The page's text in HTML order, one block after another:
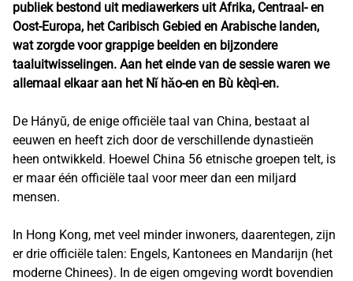
publiek bestond uit mediawerkers uit Afrika, Centraal- en
Oost-Europa, het Caribisch Gebied en Arabische landen,
wat zorgde voor grappige beelden en bijzondere
taaluitwisselingen. Aan het einde van de sessie waren we
allemaal elkaar aan het Nǐ hǎo-en en Bù kèqì-en.
De Hányŭ, de enige officiële taal van China, bestaat al
eeuwen en heeft zich door de verschillende dynastieën
heen ontwikkeld. Hoewel China 56 etnische groepen telt, is
er maar één officiële taal voor meer dan een miljard
mensen.
In Hong Kong, met veel minder inwoners, daarentegen, zijn
er drie officiële talen: Engels, Kantonees en Mandarijn (het
moderne Chinees). In de eigen omgeving wordt bovendien